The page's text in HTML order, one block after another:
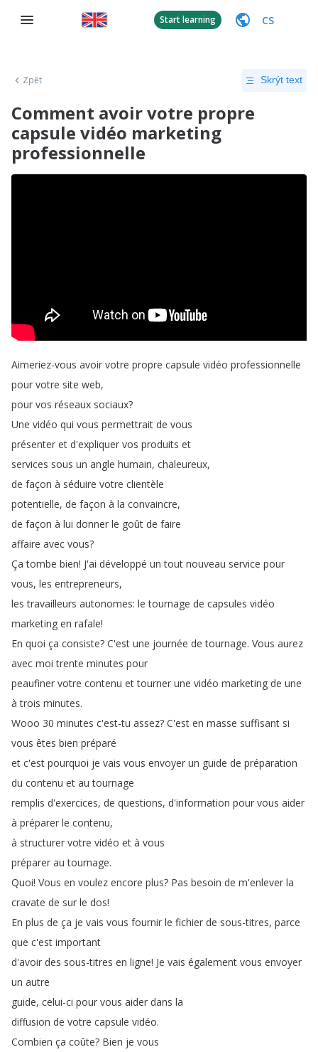
Start learning CS
Zpět Skrýt text
Comment avoir votre propre
capsule vidéo marketing
professionnelle
Aimeriez-vous avoir votre propre capsule vidéo professionnelle
pour votre site web,
pour vos réseaux sociaux?
Une vidéo qui vous permettrait de vous
présenter et d'expliquer vos produits et
services sous un angle humain, chaleureux,
de façon à séduire votre clientèle
potentielle, de façon à la convaincre,
de façon à lui donner le goût de faire
affaire avec vous?
Ça tombe bien! J'ai développé un tout nouveau service pour
vous, les entrepreneurs,
les travailleurs autonomes: le tournage de capsules vidéo
marketing en rafale!
En quoi ça consiste? C'est une journée de tournage. Vous aurez
avec moi trente minutes pour
peaufiner votre contenu et tourner une vidéo marketing de une
à trois minutes.
Wooo 30 minutes c'est-tu assez? C'est en masse suffisant si
vous êtes bien préparé
et c'est pourquoi je vais vous envoyer un guide de préparation
du contenu et au tournage
remplis d'exercices, de questions, d'information pour vous aider
à préparer le contenu,
à structurer votre vidéo et à vous
préparer au tournage.
Quoi! Vous en voulez encore plus? Pas besoin de m'enlever la
cravate de sur le dos!
En plus de ça je vais vous fournir le fichier de sous-titres, parce
que c'est important
d'avoir des sous-titres en ligne! Je vais également vous envoyer
un autre
guide, celui-ci pour vous aider dans la
diffusion de votre capsule vidéo.
Combien ça coûte? Bien je vous